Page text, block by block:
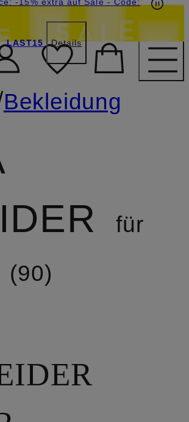
LAST15 Details
Bekleidung
für
90